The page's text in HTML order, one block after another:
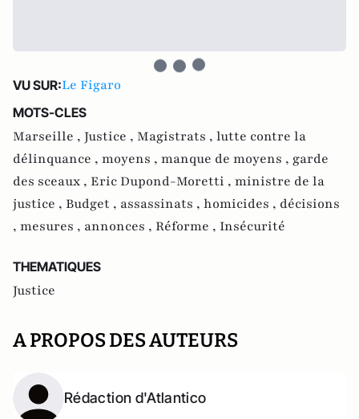
VU SUR:Le Figaro
MOTS-CLES
Marseille , Justice , Magistrats , lutte contre la
délinquance , moyens , manque de moyens , garde
des sceaux , Eric Dupond-Moretti , ministre de la
justice , Budget , assassinats , homicides , décisions
, mesures , annonces , Réforme , Insécurité
THEMATIQUES
Justice
A PROPOS DES AUTEURS
Rédaction d'Atlantico